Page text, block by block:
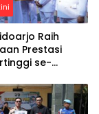
Raih
Prestasi
se-